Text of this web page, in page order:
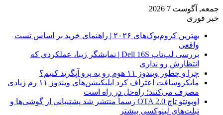
جمعه, آگوست 7 2026
خبر فوری
بهترین کروم‌بوک‌های ۲۰۲۶ | راهنمای خرید بر اساس تست
واقعی
بررسی لپ‌تاپ Dell 16S | نمایشگر زیبا، عملکردی که
انتظارش رو نداری
چرا و چطور ویندوز ۱۱ هوم رو به پرو آپگرید کنیم؟
مایکروسافت اعتراف کرد اپلیکیشن‌های ویندوز ۱۱ رم زیادی
مصرف می‌کنند؛ راه‌حل در راه است
اوبونتو تاچ OTA 2.0 رسماً منتشر شد پشتیبانی از گوشی‌ها و
تبلت‌های لینوکسی بیشتر